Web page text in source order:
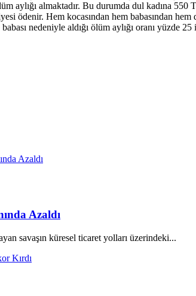
aylığı almaktadır. Bu durumda dul kadına
ödenir. Hem kocasından hem babasından
nedeniyle aldığı ölüm aylığı oranı yüzde
Azaldı
savaşın küresel ticaret yolları üzerindeki...